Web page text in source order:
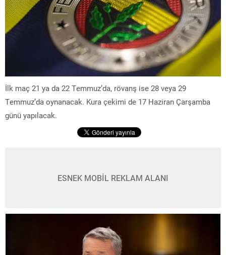
İlk maç 21 ya da 22 Temmuz’da, rövanş ise 28 veya 29
Temmuz’da oynanacak. Kura çekimi de 17 Haziran Çarşamba
günü yapılacak.
ESNEK MOBİL REKLAM ALANI